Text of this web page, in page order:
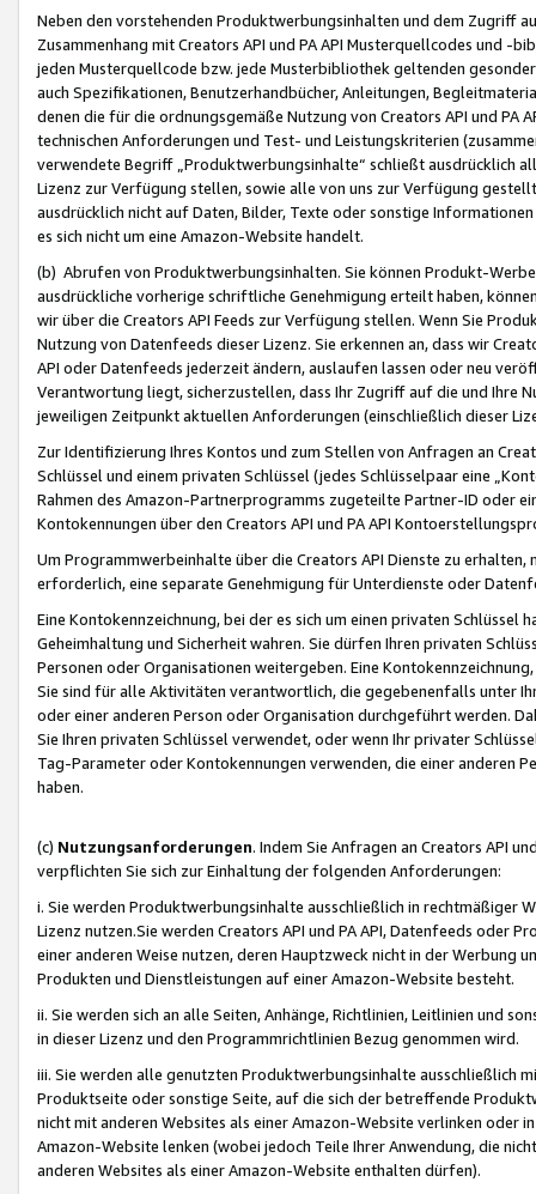
Neben den vorstehenden Produktwerbungsinhalten und dem Zugriff
Zusammenhang mit Creators API und PA API Musterquellcodes und
jeden Musterquellcode bzw. jede Musterbibliothek geltenden
auch Spezifikationen, Benutzerhandbücher, Anleitungen,
denen die für die ordnungsgemäße Nutzung von Creators API und PA
technischen Anforderungen und Test- und Leistungskriterien
verwendete Begriff „Produktwerbungsinhalte“ schließt ausdrücklich
Lizenz zur Verfügung stellen, sowie alle von uns zur Verfügung
ausdrücklich nicht auf Daten, Bilder, Texte oder sonstige
es sich nicht um eine Amazon-Website handelt.
(b) Abrufen von Produktwerbungsinhalten. Sie können Produkt-
ausdrückliche vorherige schriftliche Genehmigung erteilt haben,
wir über die Creators API Feeds zur Verfügung stellen. Wenn Sie
Nutzung von Datenfeeds dieser Lizenz. Sie erkennen an, dass wir
API oder Datenfeeds jederzeit ändern, auslaufen lassen oder neu
Verantwortung liegt, sicherzustellen, dass Ihr Zugriff auf die und Ihre
jeweiligen Zeitpunkt aktuellen Anforderungen (einschließlich dieser
Zur Identifizierung Ihres Kontos und zum Stellen von Anfragen an
Schlüssel und einem privaten Schlüssel (jedes Schlüsselpaar eine
Rahmen des Amazon-Partnerprogramms zugeteilte Partner-ID oder
Kontokennungen über den Creators API und PA API
Um Programmwerbeinhalte über die Creators API Dienste zu
erforderlich, eine separate Genehmigung für Unterdienste oder
Eine Kontokennzeichnung, bei der es sich um einen privaten
Geheimhaltung und Sicherheit wahren. Sie dürfen Ihren privaten
Personen oder Organisationen weitergeben. Eine
Sie sind für alle Aktivitäten verantwortlich, die gegebenenfalls unter
oder einer anderen Person oder Organisation durchgeführt werden.
Sie Ihren privaten Schlüssel verwendet, oder wenn Ihr privater
Tag-Parameter oder Kontokennungen verwenden, die einer anderen
haben.
(c) Nutzungsanforderungen. Indem Sie Anfragen an Creators API
verpflichten Sie sich zur Einhaltung der folgenden Anforderungen:
i. Sie werden Produktwerbungsinhalte ausschließlich in rechtmäßiger
Lizenz nutzen.Sie werden Creators API und PA API, Datenfeeds oder
einer anderen Weise nutzen, deren Hauptzweck nicht in der Werbung
Produkten und Dienstleistungen auf einer Amazon-Website besteht.
ii. Sie werden sich an alle Seiten, Anhänge, Richtlinien, Leitlinien und
in dieser Lizenz und den Programmrichtlinien Bezug genommen wird.
iii. Sie werden alle genutzten Produktwerbungsinhalte ausschließlich
Produktseite oder sonstige Seite, auf die sich der betreffende
nicht mit anderen Websites als einer Amazon-Website verlinken oder
Amazon-Website lenken (wobei jedoch Teile Ihrer Anwendung, die
anderen Websites als einer Amazon-Website enthalten dürfen).